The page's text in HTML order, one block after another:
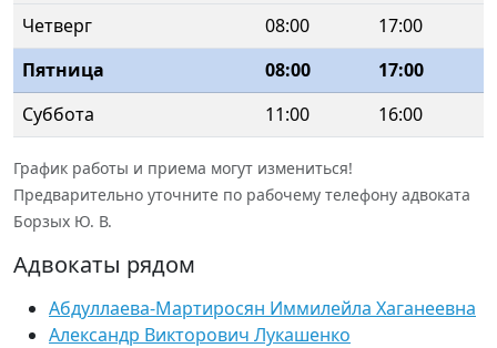
Четверг
08:00
17:00
Пятница
08:00
17:00
Суббота
11:00 16:00
График работы и приема могут измениться!
Предварительно уточните по рабочему телефону адвоката
Борзых Ю. В.
Адвокаты рядом
Абдуллаева-Мартиросян Иммилейла Хаганеевна
Александр Викторович Лукашенко